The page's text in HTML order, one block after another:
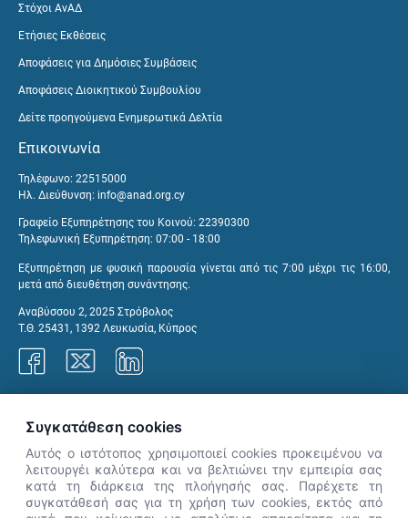
Στόχοι ΑνΑΔ
Ετήσιες Εκθέσεις
Αποφάσεις για Δημόσιες Συμβάσεις
Αποφάσεις Διοικητικού Συμβουλίου
Δείτε προηγούμενα Ενημερωτικά Δελτία
Επικοινωνία
Τηλέφωνο: 22515000
Ηλ. Διεύθυνση: info@anad.org.cy
Γραφείο Εξυπηρέτησης του Κοινού: 22390300
Τηλεφωνική Εξυπηρέτηση: 07:00 - 18:00
Εξυπηρέτηση με φυσική παρουσία γίνεται από τις 7:00 μέχρι τις 16:00,
μετά από διευθέτηση συνάντησης.
Αναβύσσου 2, 2025 Στρόβολος
Τ.Θ. 25431, 1392 Λευκωσία, Κύπρος
👋 Καλώς ήρθες! Είμαι η Νόησις.
Συγκατάθεση cookies
Αυτός ο ιστότοπος χρησιμοποιεί cookies προκειμένου να
λειτουργέι καλύτερα και να βελτιώνει την εμπειρία σας
κατά τη διάρκεια της πλοήγησής σας. Παρέχετε τη
συγκατάθεσή σας για τη χρήση των cookies, εκτός από